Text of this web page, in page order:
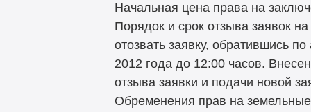
Начальная цена права на
Порядок и срок отзыва заявок
отозвать заявку, обратившись
2012 года до 12:00 часов.
отзыва заявки и подачи новой
Обременения прав на